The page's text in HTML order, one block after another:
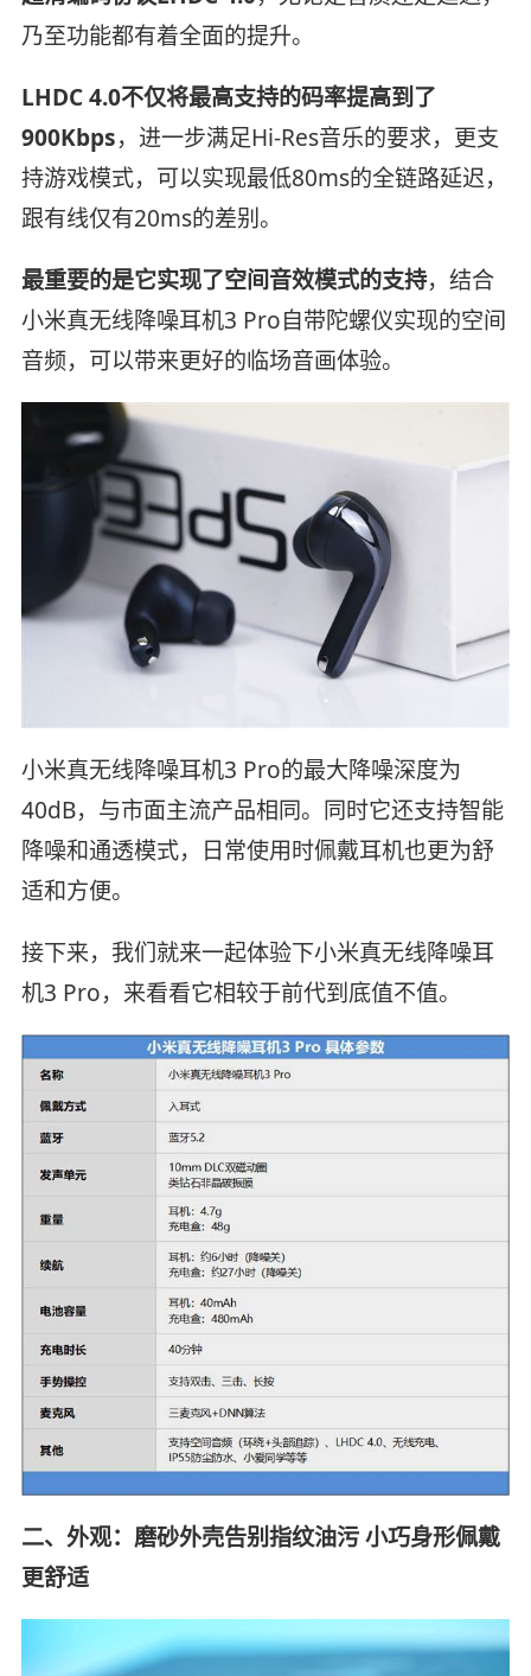
乃至功能都有着全面的提升。
LHDC 4.0不仅将最高支持的码率提高到了
900Kbps，进一步满足Hi-Res音乐的要求，更支
持游戏模式，可以实现最低80ms的全链路延迟，
跟有线仅有20ms的差别。
最重要的是它实现了空间音效模式的支持，结合
小米真无线降噪耳机3 Pro自带陀螺仪实现的空间
音频，可以带来更好的临场音画体验。
小米真无线降噪耳机3 Pro的最大降噪深度为
40dB，与市面主流产品相同。同时它还支持智能
降噪和通透模式，日常使用时佩戴耳机也更为舒
适和方便。
接下来，我们就来一起体验下小米真无线降噪耳
机3 Pro，来看看它相较于前代到底值不值。
二、外观：磨砂外壳告别指纹油污 小巧身形佩戴
更舒适